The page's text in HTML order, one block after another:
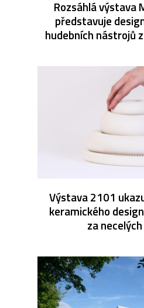
Rozsáhlá výstava
představuje
hudebních nástrojů
Výstava 2101
keramického
za